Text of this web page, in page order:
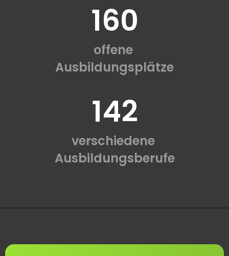
160
offene
Ausbildungsplätze
142
verschiedene
Ausbildungsberufe